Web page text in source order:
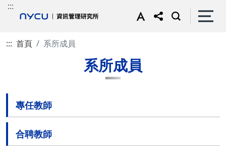
:::
::: 首頁 系所成員
系所成員
專任教師
合聘教師